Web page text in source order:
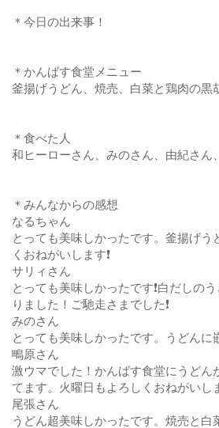
＊今日の出来事！
＊かんばす食堂メニュー
釜揚げうどん、焼売、白菜と鶏肉の黒
＊食べた人
和ヒーローさん、みのさん、由紀さん
＊みんなからの感想
なるちゃん
とっても美味しかったです。釜揚げ
くおねがいします❗
サリィさん
とっても美味しかったです❗白だしの
りました！ご馳走さまでした❗
みのさん
とっても美味しかったです。うどんに
鴫原さん
激ウマでした！かんばす食堂にうどん
てます。火曜日もよろしくおねがいし
尾張さん
うどん超美味しかったです。焼売と白